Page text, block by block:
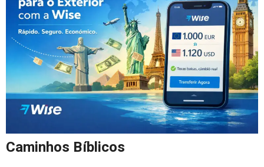
Caminhos Bíblicos